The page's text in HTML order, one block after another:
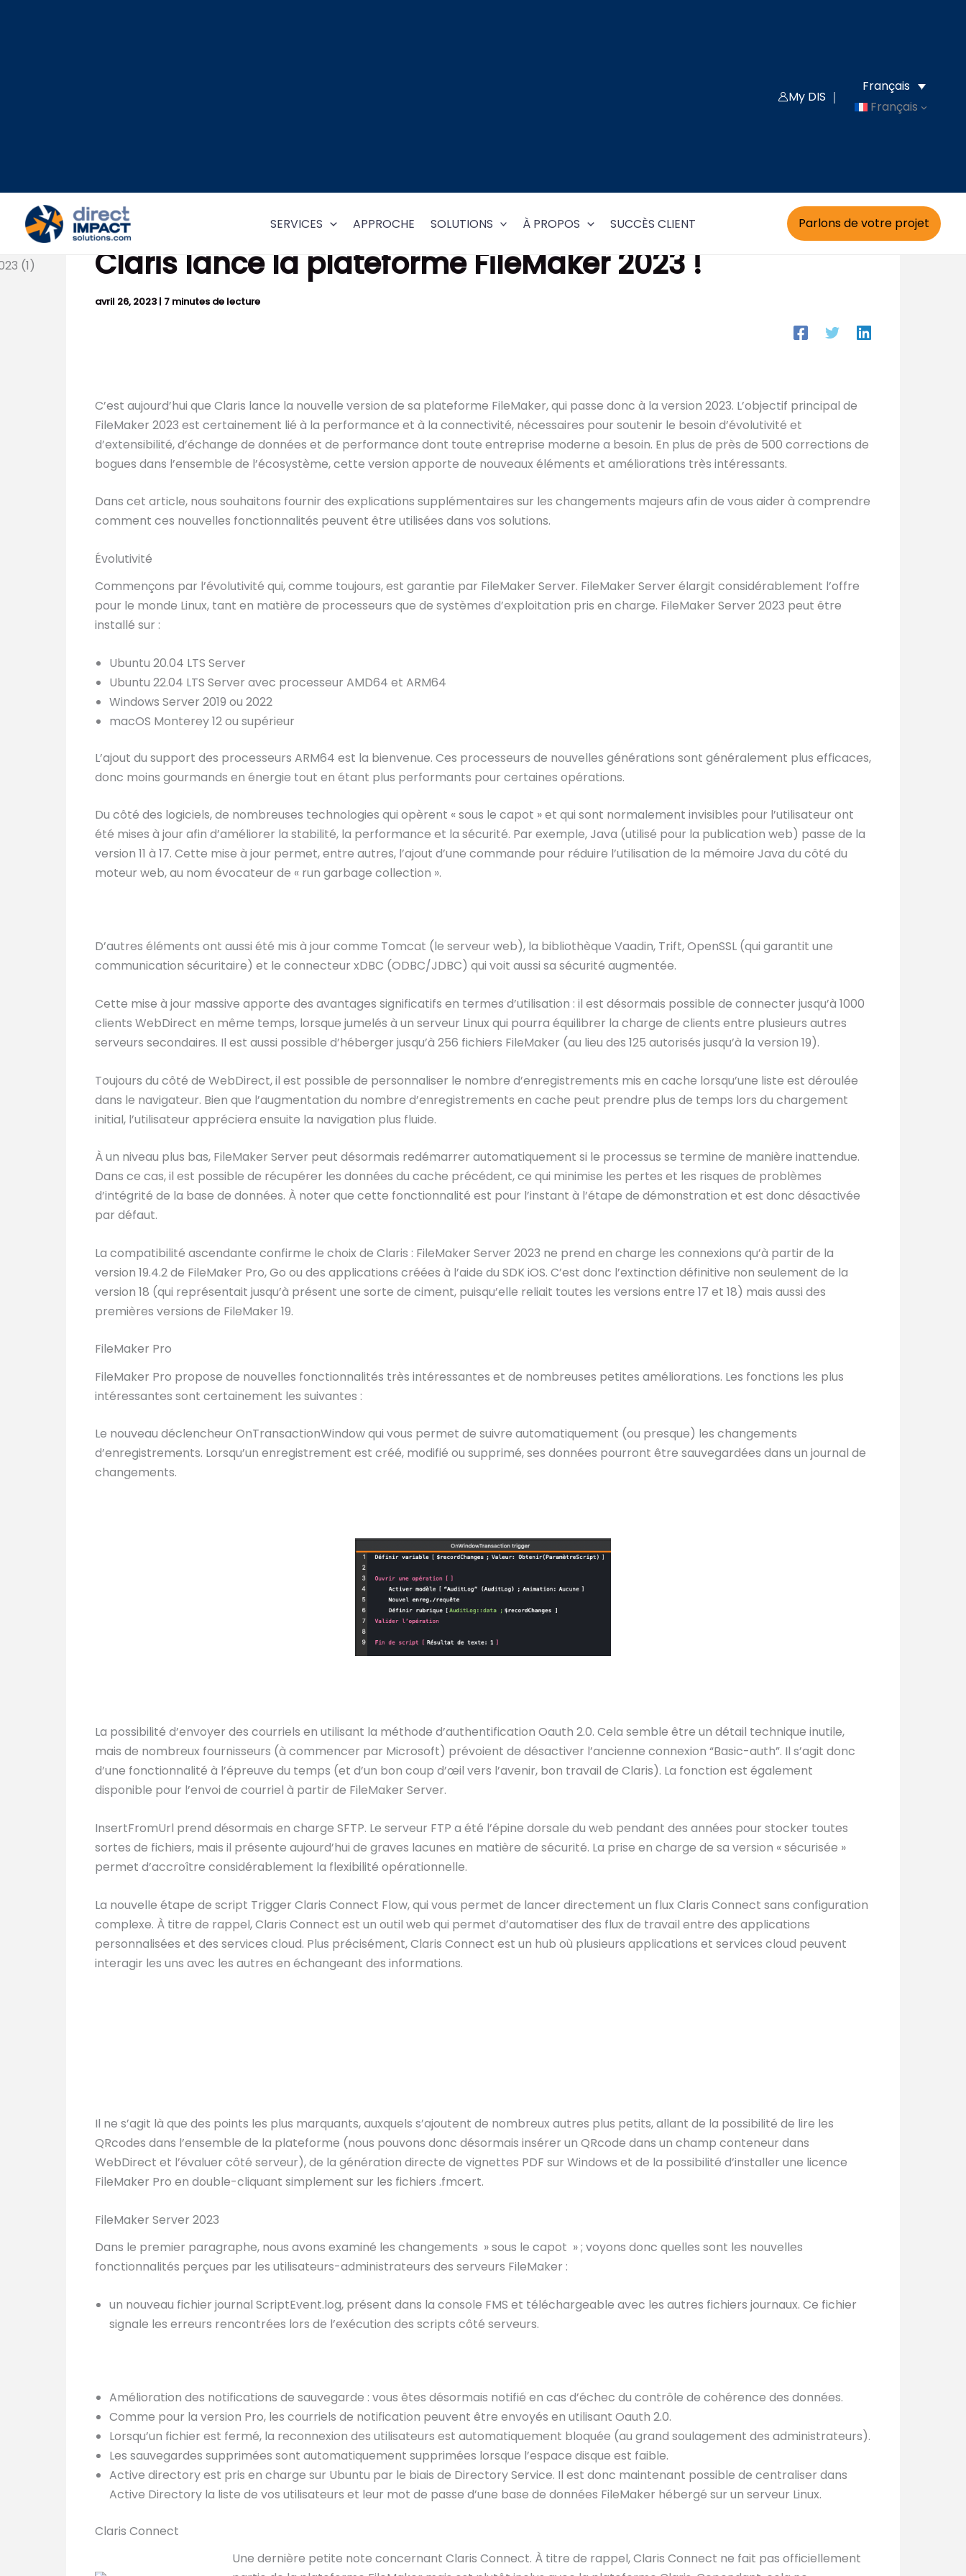
My DIS ｜
Français
Français
SERVICES APPROCHE SOLUTIONS À PROPOS SUCCÈS CLIENT Parlons de votre projet
Claris lance la plateforme FileMaker 2023 !
avril 26, 2023 | 7 minutes de lecture
C’est aujourd’hui que Claris lance la nouvelle version de sa plateforme FileMaker, qui passe donc à la version 2023. L’objectif principal de
FileMaker 2023 est certainement lié à la performance et à la connectivité, nécessaires pour soutenir le besoin d’évolutivité et
d’extensibilité, d’échange de données et de performance dont toute entreprise moderne a besoin. En plus de près de 500 corrections de
bogues dans l’ensemble de l’écosystème, cette version apporte de nouveaux éléments et améliorations très intéressants.
Dans cet article, nous souhaitons fournir des explications supplémentaires sur les changements majeurs afin de vous aider à comprendre
comment ces nouvelles fonctionnalités peuvent être utilisées dans vos solutions.
Évolutivité
Commençons par l’évolutivité qui, comme toujours, est garantie par FileMaker Server. FileMaker Server élargit considérablement l’offre
pour le monde Linux, tant en matière de processeurs que de systèmes d’exploitation pris en charge. FileMaker Server 2023 peut être
installé sur :
Ubuntu 20.04 LTS Server
Ubuntu 22.04 LTS Server avec processeur AMD64 et ARM64
Windows Server 2019 ou 2022
macOS Monterey 12 ou supérieur
L’ajout du support des processeurs ARM64 est la bienvenue. Ces processeurs de nouvelles générations sont généralement plus efficaces,
donc moins gourmands en énergie tout en étant plus performants pour certaines opérations.
Du côté des logiciels, de nombreuses technologies qui opèrent « sous le capot » et qui sont normalement invisibles pour l’utilisateur ont
été mises à jour afin d’améliorer la stabilité, la performance et la sécurité. Par exemple, Java (utilisé pour la publication web) passe de la
version 11 à 17. Cette mise à jour permet, entre autres, l’ajout d’une commande pour réduire l’utilisation de la mémoire Java du côté du
moteur web, au nom évocateur de « run garbage collection ».
D’autres éléments ont aussi été mis à jour comme Tomcat (le serveur web), la bibliothèque Vaadin, Trift, OpenSSL (qui garantit une
communication sécuritaire) et le connecteur xDBC (ODBC/JDBC) qui voit aussi sa sécurité augmentée.
Cette mise à jour massive apporte des avantages significatifs en termes d’utilisation : il est désormais possible de connecter jusqu’à 1000
clients WebDirect en même temps, lorsque jumelés à un serveur Linux qui pourra équilibrer la charge de clients entre plusieurs autres
serveurs secondaires. Il est aussi possible d’héberger jusqu’à 256 fichiers FileMaker (au lieu des 125 autorisés jusqu’à la version 19).
Toujours du côté de WebDirect, il est possible de personnaliser le nombre d’enregistrements mis en cache lorsqu’une liste est déroulée
dans le navigateur. Bien que l’augmentation du nombre d’enregistrements en cache peut prendre plus de temps lors du chargement
initial, l’utilisateur appréciera ensuite la navigation plus fluide.
À un niveau plus bas, FileMaker Server peut désormais redémarrer automatiquement si le processus se termine de manière inattendue.
Dans ce cas, il est possible de récupérer les données du cache précédent, ce qui minimise les pertes et les risques de problèmes
d’intégrité de la base de données. À noter que cette fonctionnalité est pour l’instant à l’étape de démonstration et est donc désactivée
par défaut.
La compatibilité ascendante confirme le choix de Claris : FileMaker Server 2023 ne prend en charge les connexions qu’à partir de la
version 19.4.2 de FileMaker Pro, Go ou des applications créées à l’aide du SDK iOS. C’est donc l’extinction définitive non seulement de la
version 18 (qui représentait jusqu’à présent une sorte de ciment, puisqu’elle reliait toutes les versions entre 17 et 18) mais aussi des
premières versions de FileMaker 19.
FileMaker Pro
FileMaker Pro propose de nouvelles fonctionnalités très intéressantes et de nombreuses petites améliorations. Les fonctions les plus
intéressantes sont certainement les suivantes :
Le nouveau déclencheur OnTransactionWindow qui vous permet de suivre automatiquement (ou presque) les changements
d’enregistrements. Lorsqu’un enregistrement est créé, modifié ou supprimé, ses données pourront être sauvegardées dans un journal de
changements.
La possibilité d’envoyer des courriels en utilisant la méthode d’authentification Oauth 2.0. Cela semble être un détail technique inutile,
mais de nombreux fournisseurs (à commencer par Microsoft) prévoient de désactiver l’ancienne connexion “Basic-auth”. Il s’agit donc
d’une fonctionnalité à l’épreuve du temps (et d’un bon coup d’œil vers l’avenir, bon travail de Claris). La fonction est également
disponible pour l’envoi de courriel à partir de FileMaker Server.
InsertFromUrl prend désormais en charge SFTP. Le serveur FTP a été l’épine dorsale du web pendant des années pour stocker toutes
sortes de fichiers, mais il présente aujourd’hui de graves lacunes en matière de sécurité. La prise en charge de sa version « sécurisée »
permet d’accroître considérablement la flexibilité opérationnelle.
La nouvelle étape de script Trigger Claris Connect Flow, qui vous permet de lancer directement un flux Claris Connect sans configuration
complexe. À titre de rappel, Claris Connect est un outil web qui permet d’automatiser des flux de travail entre des applications
personnalisées et des services cloud. Plus précisément, Claris Connect est un hub où plusieurs applications et services cloud peuvent
interagir les uns avec les autres en échangeant des informations.
Il ne s’agit là que des points les plus marquants, auxquels s’ajoutent de nombreux autres plus petits, allant de la possibilité de lire les
QRcodes dans l’ensemble de la plateforme (nous pouvons donc désormais insérer un QRcode dans un champ conteneur dans
WebDirect et l’évaluer côté serveur), de la génération directe de vignettes PDF sur Windows et de la possibilité d’installer une licence
FileMaker Pro en double-cliquant simplement sur les fichiers .fmcert.
FileMaker Server 2023
Dans le premier paragraphe, nous avons examiné les changements » sous le capot » ; voyons donc quelles sont les nouvelles
fonctionnalités perçues par les utilisateurs-administrateurs des serveurs FileMaker :
un nouveau fichier journal ScriptEvent.log, présent dans la console FMS et téléchargeable avec les autres fichiers journaux. Ce fichier
signale les erreurs rencontrées lors de l’exécution des scripts côté serveurs.
Amélioration des notifications de sauvegarde : vous êtes désormais notifié en cas d’échec du contrôle de cohérence des données.
Comme pour la version Pro, les courriels de notification peuvent être envoyés en utilisant Oauth 2.0.
Lorsqu’un fichier est fermé, la reconnexion des utilisateurs est automatiquement bloquée (au grand soulagement des administrateurs).
Les sauvegardes supprimées sont automatiquement supprimées lorsque l’espace disque est faible.
Active directory est pris en charge sur Ubuntu par le biais de Directory Service. Il est donc maintenant possible de centraliser dans
Active Directory la liste de vos utilisateurs et leur mot de passe d’une base de données FileMaker hébergé sur un serveur Linux.
Claris Connect
Une dernière petite note concernant Claris Connect. À titre de rappel, Claris Connect ne fait pas officiellement